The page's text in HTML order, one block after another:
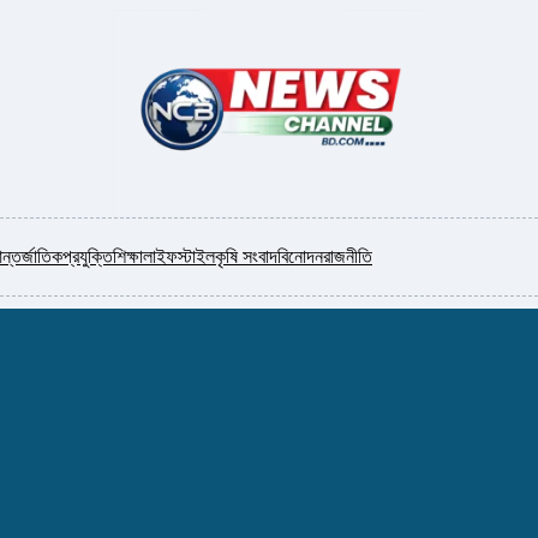
প্রযুক্তিশিক্ষালাইফস্টাইলকৃষি সংবাদবিনোদনরাজনীতি